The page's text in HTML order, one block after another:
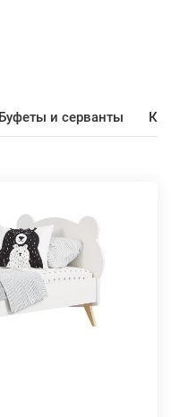
Буфеты и серванты